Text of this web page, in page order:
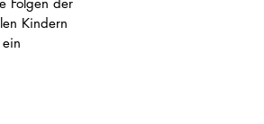
Kindern